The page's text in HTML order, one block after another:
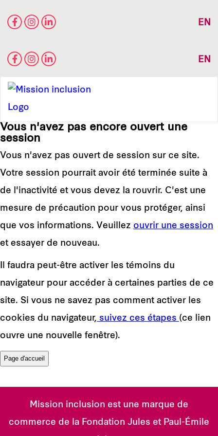
EN
EN
Vous n'avez pas encore ouvert une
session
Vous n'avez pas ouvert de session sur ce site.
Votre session pourrait avoir été terminée suite à
de l'inactivité et vous devez la rouvrir. C'est une
mesure de précaution pour vous protéger, ainsi
que vos informations. Veuillez ouvrir une session
et essayer de nouveau.
Il faudra peut-être activer les témoins du
navigateur pour accéder à certaines parties de ce
site. Si vous ne savez pas comment activer les
cookies du navigateur, suivez ces étapes (ce lien
ouvre une nouvelle fenêtre).
Mission inclusion est une marque de
commerce de la Fondation Jules et Paul-Émile